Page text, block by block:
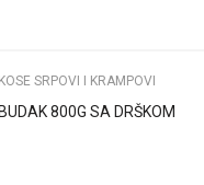
izračunajte koliko je 2 + 3 :
KOSE SRPOVI I KRAMPOVI
BUDAK 800G SA DRŠKOM